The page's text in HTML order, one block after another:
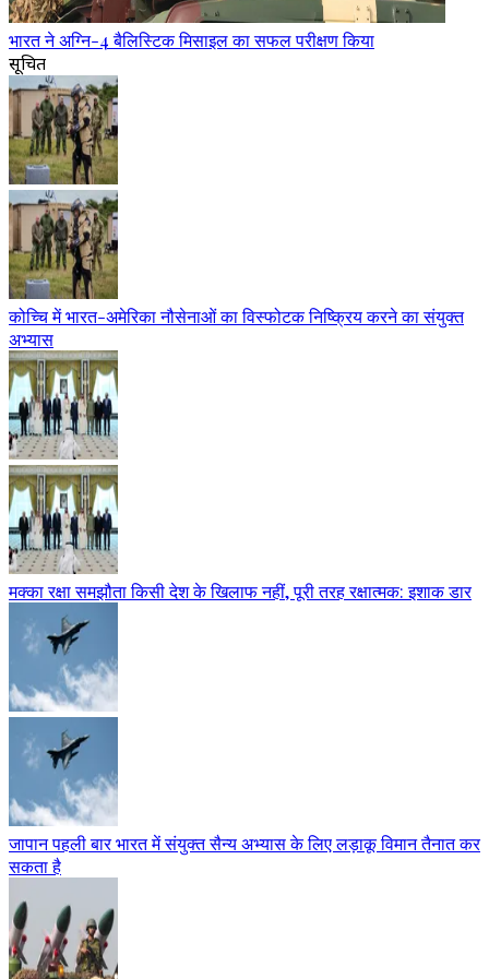
भारत ने अग्नि-4 बैलिस्टिक मिसाइल का सफल परीक्षण किया
सूचित
कोच्चि में भारत-अमेरिका नौसेनाओं का विस्फोटक निष्क्रिय करने का संयुक्त
अभ्यास
मक्का रक्षा समझौता किसी देश के खिलाफ नहीं, पूरी तरह रक्षात्मक: इशाक डार
जापान पहली बार भारत में संयुक्त सैन्य अभ्यास के लिए लड़ाकू विमान तैनात कर
सकता है